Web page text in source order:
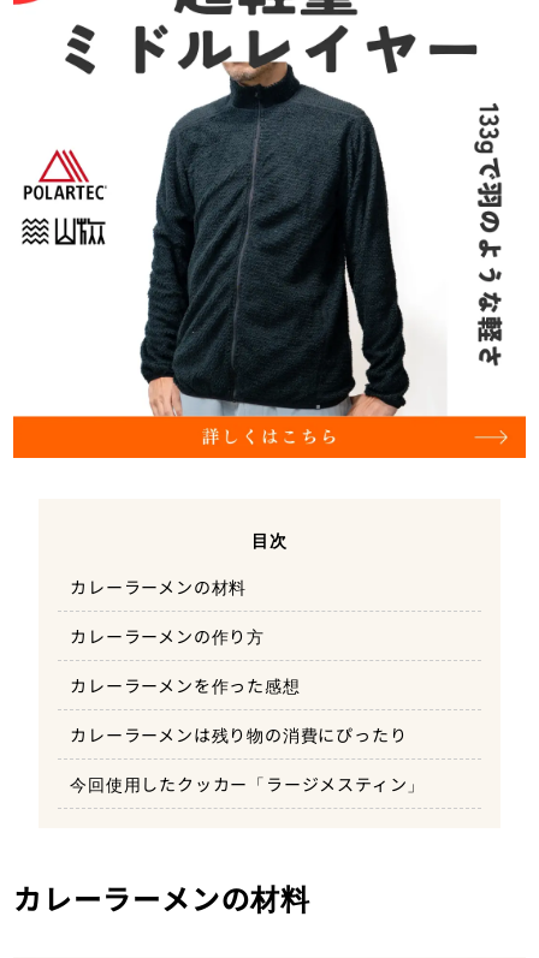
目次
カレーラーメンの材料
カレーラーメンの作り方
カレーラーメンを作った感想
カレーラーメンは残り物の消費にぴったり
今回使用したクッカー「ラージメスティン」
カレーラーメンの材料